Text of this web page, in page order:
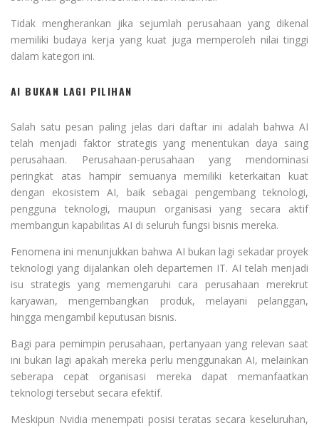
Tidak mengherankan jika sejumlah perusahaan yang dikenal
memiliki budaya kerja yang kuat juga memperoleh nilai tinggi
dalam kategori ini.
AI BUKAN LAGI PILIHAN
Salah satu pesan paling jelas dari daftar ini adalah bahwa AI
telah menjadi faktor strategis yang menentukan daya saing
perusahaan. Perusahaan-perusahaan yang mendominasi
peringkat atas hampir semuanya memiliki keterkaitan kuat
dengan ekosistem AI, baik sebagai pengembang teknologi,
pengguna teknologi, maupun organisasi yang secara aktif
membangun kapabilitas AI di seluruh fungsi bisnis mereka.
Fenomena ini menunjukkan bahwa AI bukan lagi sekadar proyek
teknologi yang dijalankan oleh departemen IT. AI telah menjadi
isu strategis yang memengaruhi cara perusahaan merekrut
karyawan, mengembangkan produk, melayani pelanggan,
hingga mengambil keputusan bisnis.
Bagi para pemimpin perusahaan, pertanyaan yang relevan saat
ini bukan lagi apakah mereka perlu menggunakan AI, melainkan
seberapa cepat organisasi mereka dapat memanfaatkan
teknologi tersebut secara efektif.
Meskipun Nvidia menempati posisi teratas secara keseluruhan,